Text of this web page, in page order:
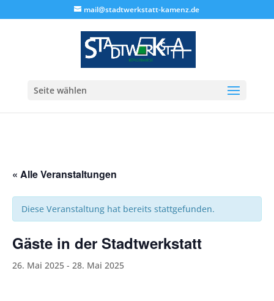
mail@stadtwerkstatt-kamenz.de
Seite wählen
« Alle Veranstaltungen
Diese Veranstaltung hat bereits stattgefunden.
Gäste in der Stadtwerkstatt
26. Mai 2025 - 28. Mai 2025